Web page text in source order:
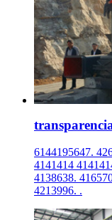
6144195647.
4141414
4138638.
4213996. .